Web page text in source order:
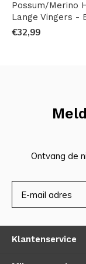
Possum/Merino
Lange Vingers -
€32,99
Ontvang de
Klantenservice